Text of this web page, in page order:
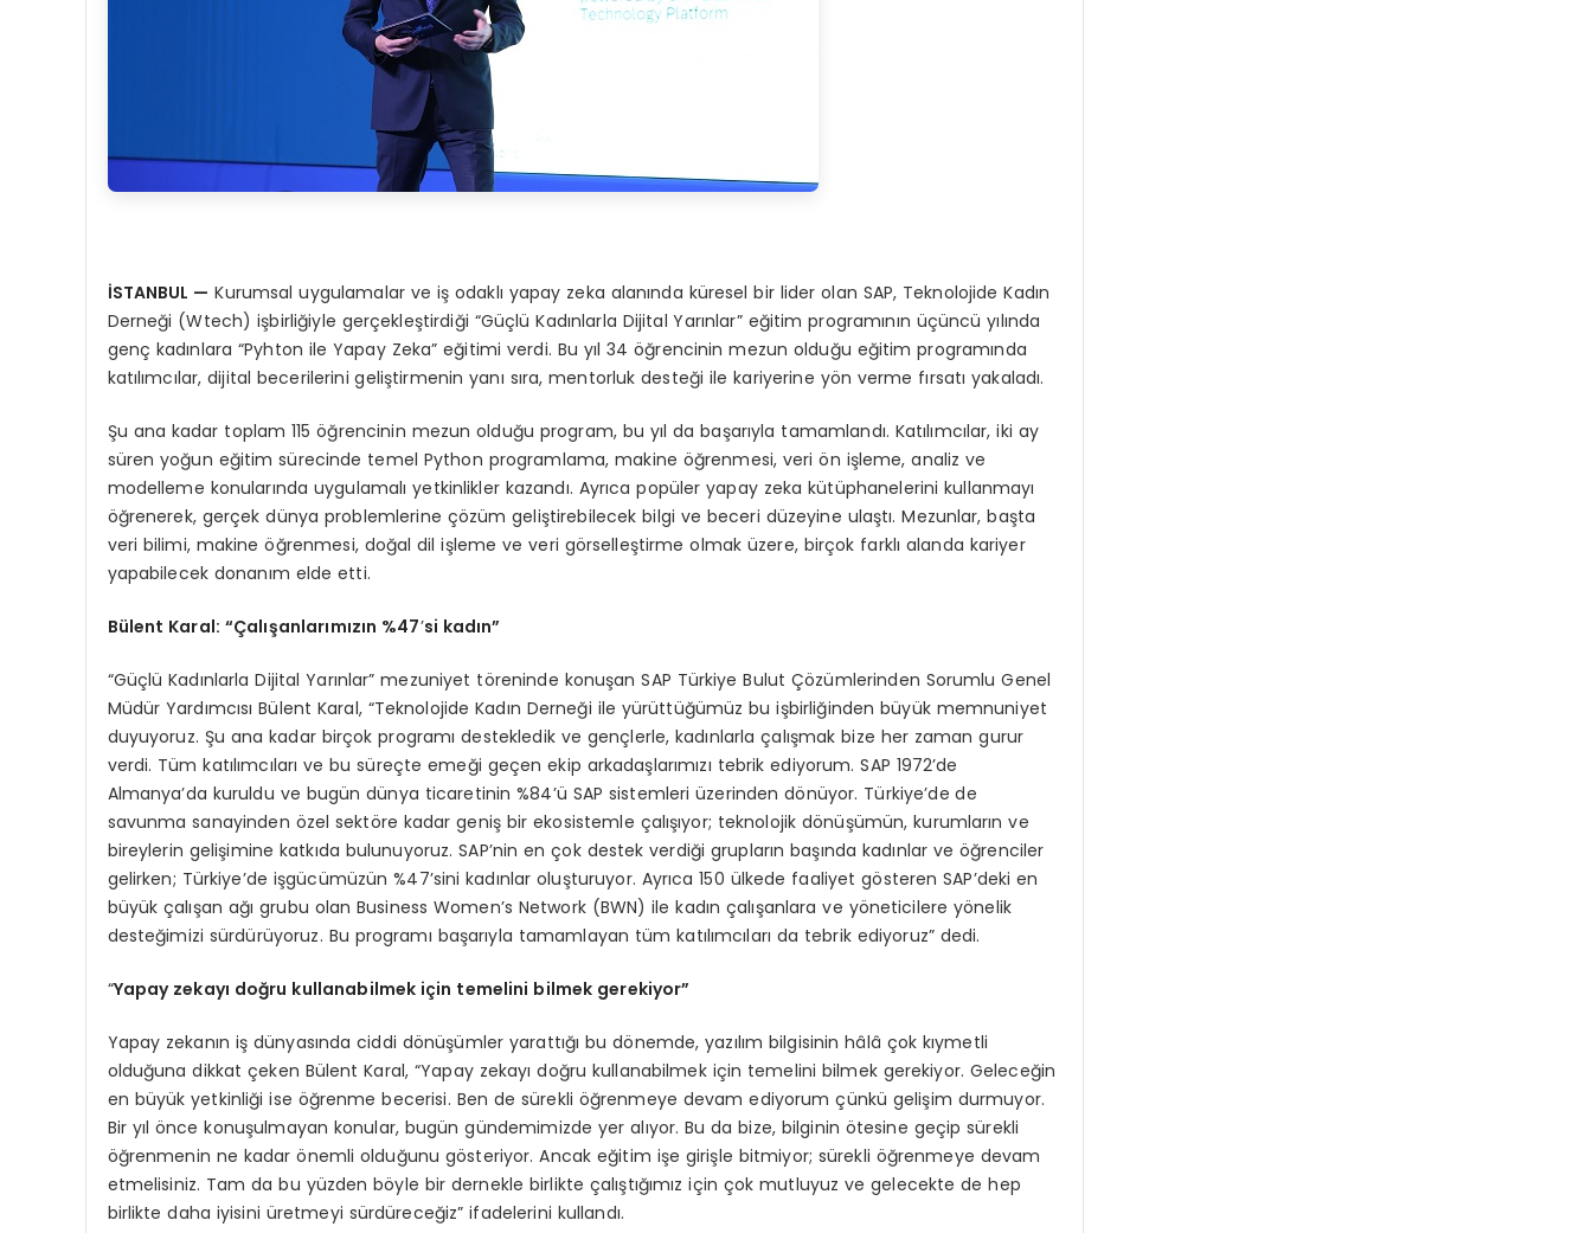
İSTANBUL — Kurumsal uygulamalar ve iş odaklı yapay zeka alanında küresel bir lider olan SAP, Teknolojide Kadın
Derneği (Wtech) işbirliğiyle gerçekleştirdiği “Güçlü Kadınlarla Dijital Yarınlar” eğitim programının üçüncü yılında
genç kadınlara “Pyhton ile Yapay Zeka” eğitimi verdi. Bu yıl 34 öğrencinin mezun olduğu eğitim programında
katılımcılar, dijital becerilerini geliştirmenin yanı sıra, mentorluk desteği ile kariyerine yön verme fırsatı yakaladı.
Şu ana kadar toplam 115 öğrencinin mezun olduğu program, bu yıl da başarıyla tamamlandı. Katılımcılar, iki ay
süren yoğun eğitim sürecinde temel Python programlama, makine öğrenmesi, veri ön işleme, analiz ve
modelleme konularında uygulamalı yetkinlikler kazandı. Ayrıca popüler yapay zeka kütüphanelerini kullanmayı
öğrenerek, gerçek dünya problemlerine çözüm geliştirebilecek bilgi ve beceri düzeyine ulaştı. Mezunlar, başta
veri bilimi, makine öğrenmesi, doğal dil işleme ve veri görselleştirme olmak üzere, birçok farklı alanda kariyer
yapabilecek donanım elde etti.
Bülent Karal: “Çalışanlarımızın %47’si kadın”
“Güçlü Kadınlarla Dijital Yarınlar” mezuniyet töreninde konuşan SAP Türkiye Bulut Çözümlerinden Sorumlu Genel
Müdür Yardımcısı Bülent Karal, “Teknolojide Kadın Derneği ile yürüttüğümüz bu işbirliğinden büyük memnuniyet
duyuyoruz. Şu ana kadar birçok programı destekledik ve gençlerle, kadınlarla çalışmak bize her zaman gurur
verdi. Tüm katılımcıları ve bu süreçte emeği geçen ekip arkadaşlarımızı tebrik ediyorum. SAP 1972’de
Almanya’da kuruldu ve bugün dünya ticaretinin %84’ü SAP sistemleri üzerinden dönüyor. Türkiye’de de
savunma sanayinden özel sektöre kadar geniş bir ekosistemle çalışıyor; teknolojik dönüşümün, kurumların ve
bireylerin gelişimine katkıda bulunuyoruz. SAP’nin en çok destek verdiği grupların başında kadınlar ve öğrenciler
gelirken; Türkiye’de işgücümüzün %47’sini kadınlar oluşturuyor. Ayrıca 150 ülkede faaliyet gösteren SAP’deki en
büyük çalışan ağı grubu olan Business Women’s Network (BWN) ile kadın çalışanlara ve yöneticilere yönelik
desteğimizi sürdürüyoruz. Bu programı başarıyla tamamlayan tüm katılımcıları da tebrik ediyoruz” dedi.
“Yapay zekayı doğru kullanabilmek için temelini bilmek gerekiyor”
Yapay zekanın iş dünyasında ciddi dönüşümler yarattığı bu dönemde, yazılım bilgisinin hâlâ çok kıymetli
olduğuna dikkat çeken Bülent Karal, “Yapay zekayı doğru kullanabilmek için temelini bilmek gerekiyor. Geleceğin
en büyük yetkinliği ise öğrenme becerisi. Ben de sürekli öğrenmeye devam ediyorum çünkü gelişim durmuyor.
Bir yıl önce konuşulmayan konular, bugün gündemimizde yer alıyor. Bu da bize, bilginin ötesine geçip sürekli
öğrenmenin ne kadar önemli olduğunu gösteriyor. Ancak eğitim işe girişle bitmiyor; sürekli öğrenmeye devam
etmelisiniz. Tam da bu yüzden böyle bir dernekle birlikte çalıştığımız için çok mutluyuz ve gelecekte de hep
birlikte daha iyisini üretmeyi sürdüreceğiz” ifadelerini kullandı.